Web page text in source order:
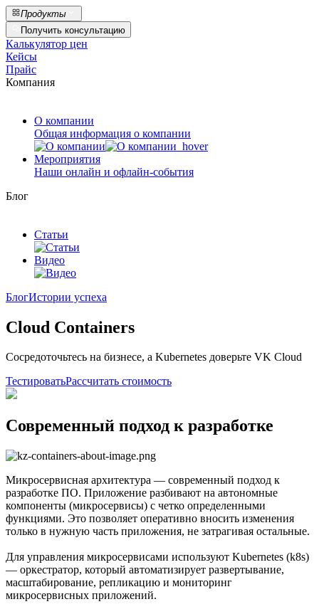
Продукты
Получить консультацию
Калькулятор цен
Кейсы
Прайс
Компания
О компании
Общая информация о компании
Мероприятия
Наши онлайн и офлайн-события
Блог
Статьи
Видео
БлогИстории успеха
Cloud Containers
Сосредоточьтесь на бизнесе, а Kubernetes доверьте VK Cloud
ТестироватьРассчитать стоимость
Cовременный подход к разработке
Микросервисная архитектура — современный подход к
разработке ПО. Приложение разбивают на автономные
компоненты (микросервисы) с четко определенными
функциями. Это позволяет оперативно вносить изменения
только в нужную часть приложения, не затрагивая остальные.
Для управления микросервисами используют Kubernetes (k8s)
— оркестратор, который автоматизирует развертывание,
масштабирование, репликацию и мониторинг
микросервисных приложений.